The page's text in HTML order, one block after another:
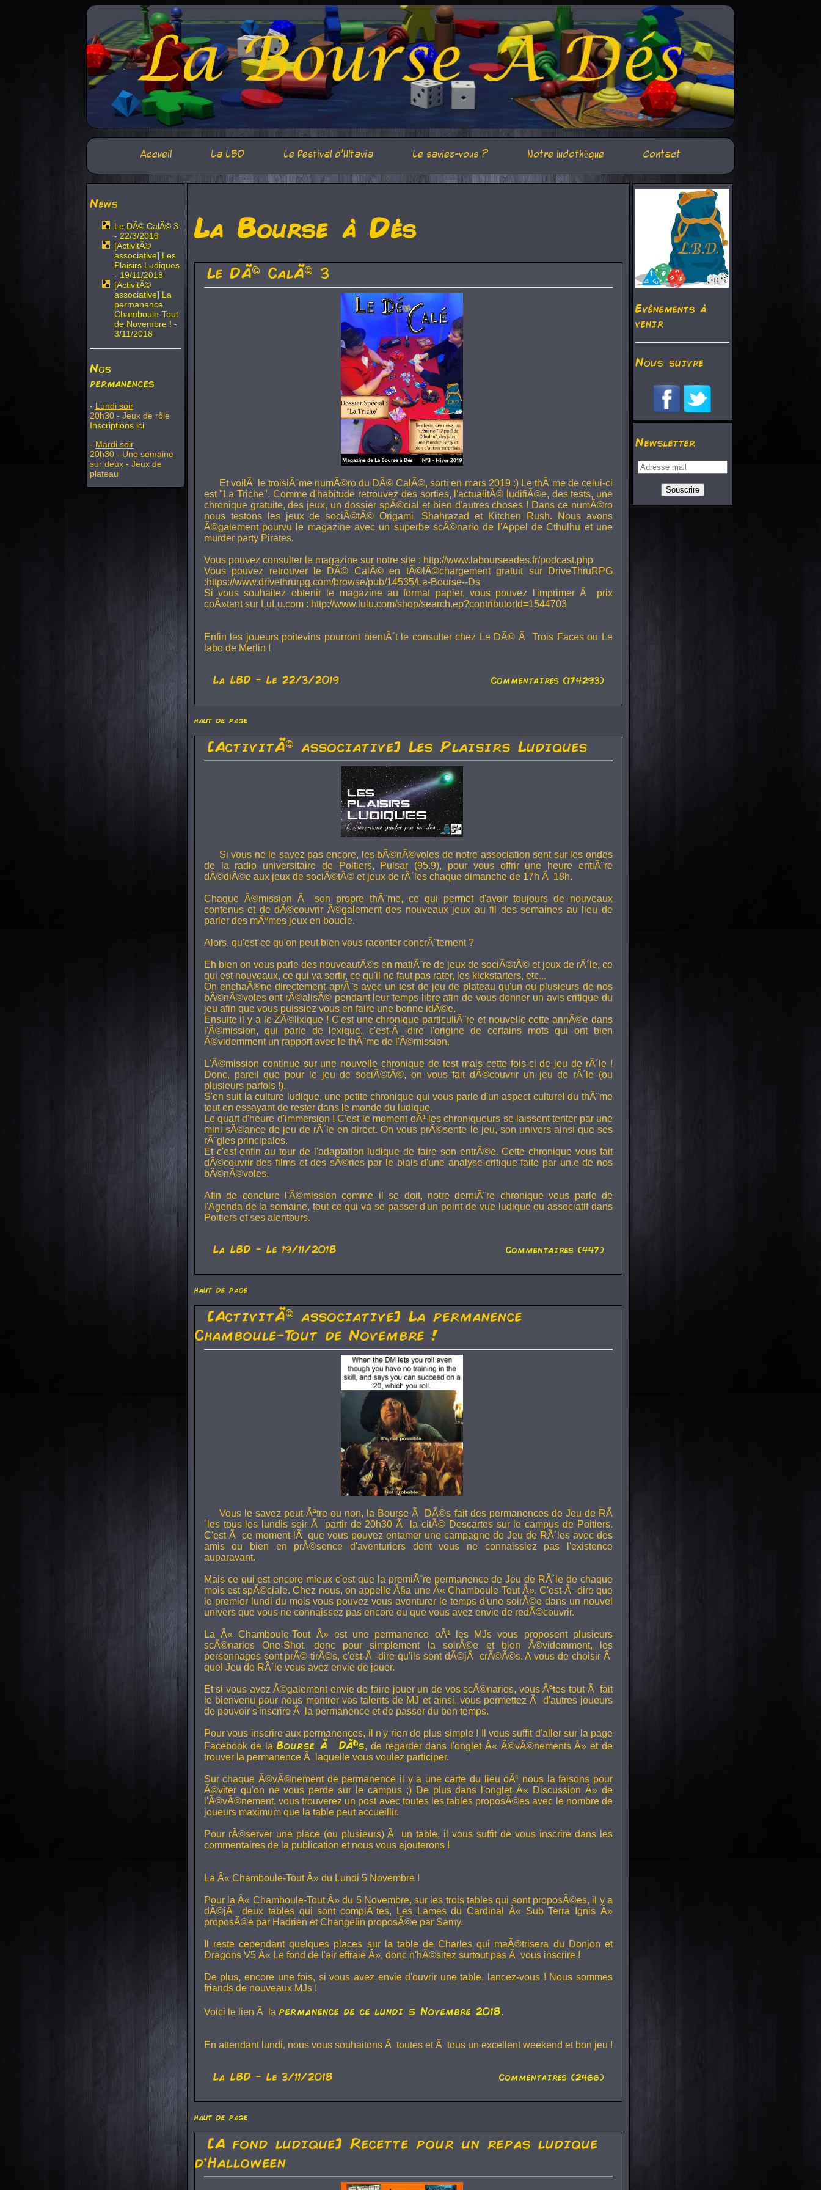
Accueil La LBD Le festival d'Ultavia Le saviez-vous ? Notre ludothèque Contact
News
Le DÃ© CalÃ© 3
- 22/3/2019
[ActivitÃ©
associative] Les
Plaisirs Ludiques
- 19/11/2018
[ActivitÃ©
associative] La
permanence
Chamboule-Tout
de Novembre ! -
3/11/2018
Nos
permanences
- Lundi soir
20h30 - Jeux de rôle
Inscriptions ici
- Mardi soir
20h30 - Une semaine
sur deux - Jeux de
plateau
La Bourse à Dés
Le DÃ© CalÃ© 3
Et voilÃ le troisiÃ¨me numÃ©ro du DÃ© CalÃ©, sorti en mars 2019 :) Le thÃ¨me de celui-ci
est "La Triche". Comme d'habitude retrouvez des sorties, l'actualitÃ© ludifiÃ©e, des tests, une
chronique gratuite, des jeux, un dossier spÃ©cial et bien d'autres choses ! Dans ce numÃ©ro
nous testons les jeux de sociÃ©tÃ© Origami, Shahrazad et Kitchen Rush. Nous avons
Ã©galement pourvu le magazine avec un superbe scÃ©nario de l'Appel de Cthulhu et une
murder party Pirates.
Vous pouvez consulter le magazine sur notre site : http://www.labourseades.fr/podcast.php
Vous pouvez retrouver le DÃ© CalÃ© en tÃ©lÃ©chargement gratuit sur DriveThruRPG
:https://www.drivethrurpg.com/browse/pub/14535/La-Bourse--Ds
Si vous souhaitez obtenir le magazine au format papier, vous pouvez l'imprimer Ã prix
coÃ»tant sur LuLu.com : http://www.lulu.com/shop/search.ep?contributorId=1544703
Enfin les joueurs poitevins pourront bientÃ´t le consulter chez Le DÃ© Ã Trois Faces ou Le
labo de Merlin !
La LBD - Le 22/3/2019 Commentaires (174293)
haut de page
[ActivitÃ© associative] Les Plaisirs Ludiques
Si vous ne le savez pas encore, les bÃ©nÃ©voles de notre association sont sur les ondes
de la radio universitaire de Poitiers, Pulsar (95.9), pour vous offrir une heure entiÃ¨re
dÃ©diÃ©e aux jeux de sociÃ©tÃ© et jeux de rÃ´les chaque dimanche de 17h Ã 18h.
Chaque Ã©mission Ã son propre thÃ¨me, ce qui permet d'avoir toujours de nouveaux
contenus et de dÃ©couvrir Ã©galement des nouveaux jeux au fil des semaines au lieu de
parler des mÃªmes jeux en boucle.
Alors, qu'est-ce qu'on peut bien vous raconter concrÃ¨tement ?
Eh bien on vous parle des nouveautÃ©s en matiÃ¨re de jeux de sociÃ©tÃ© et jeux de rÃ´le, ce
qui est nouveaux, ce qui va sortir, ce qu'il ne faut pas rater, les kickstarters, etc...
On enchaÃ®ne directement aprÃ¨s avec un test de jeu de plateau qu'un ou plusieurs de nos
bÃ©nÃ©voles ont rÃ©alisÃ© pendant leur temps libre afin de vous donner un avis critique du
jeu afin que vous puissiez vous en faire une bonne idÃ©e.
Ensuite il y a le ZÃ©lixique ! C'est une chronique particuliÃ¨re et nouvelle cette annÃ©e dans
l'Ã©mission, qui parle de lexique, c'est-Ã -dire l'origine de certains mots qui ont bien
Ã©videmment un rapport avec le thÃ¨me de l'Ã©mission.
L'Ã©mission continue sur une nouvelle chronique de test mais cette fois-ci de jeu de rÃ´le !
Donc, pareil que pour le jeu de sociÃ©tÃ©, on vous fait dÃ©couvrir un jeu de rÃ´le (ou
plusieurs parfois !).
S'en suit la culture ludique, une petite chronique qui vous parle d'un aspect culturel du thÃ¨me
tout en essayant de rester dans le monde du ludique.
Le quart d'heure d'immersion ! C'est le moment oÃ¹ les chroniqueurs se laissent tenter par une
mini sÃ©ance de jeu de rÃ´le en direct. On vous prÃ©sente le jeu, son univers ainsi que ses
rÃ¨gles principales.
Et c'est enfin au tour de l'adaptation ludique de faire son entrÃ©e. Cette chronique vous fait
dÃ©couvrir des films et des sÃ©ries par le biais d'une analyse-critique faite par un.e de nos
bÃ©nÃ©voles.
Afin de conclure l'Ã©mission comme il se doit, notre derniÃ¨re chronique vous parle de
l'Agenda de la semaine, tout ce qui va se passer d'un point de vue ludique ou associatif dans
Poitiers et ses alentours.
La LBD - Le 19/11/2018 Commentaires (447)
haut de page
[ActivitÃ© associative] La permanence
Chamboule-Tout de Novembre !
Vous le savez peut-Ãªtre ou non, la Bourse Ã DÃ©s fait des permanences de Jeu de RÃ
´les tous les lundis soir Ã partir de 20h30 Ã la citÃ© Descartes sur le campus de Poitiers.
C'est Ã ce moment-lÃ que vous pouvez entamer une campagne de Jeu de RÃ´les avec des
amis ou bien en prÃ©sence d'aventuriers dont vous ne connaissiez pas l'existence
auparavant.
Mais ce qui est encore mieux c'est que la premiÃ¨re permanence de Jeu de RÃ´le de chaque
mois est spÃ©ciale. Chez nous, on appelle Ã§a une Â« Chamboule-Tout Â». C'est-Ã -dire que
le premier lundi du mois vous pouvez vous aventurer le temps d'une soirÃ©e dans un nouvel
univers que vous ne connaissez pas encore ou que vous avez envie de redÃ©couvrir.
La Â« Chamboule-Tout Â» est une permanence oÃ¹ les MJs vous proposent plusieurs
scÃ©narios One-Shot, donc pour simplement la soirÃ©e et bien Ã©videmment, les
personnages sont prÃ©-tirÃ©s, c'est-Ã -dire qu'ils sont dÃ©jÃ crÃ©Ã©s. A vous de choisir Ã
quel Jeu de RÃ´le vous avez envie de jouer.
Et si vous avez Ã©galement envie de faire jouer un de vos scÃ©narios, vous Ãªtes tout Ã fait
le bienvenu pour nous montrer vos talents de MJ et ainsi, vous permettez Ã d'autres joueurs
de pouvoir s'inscrire Ã la permanence et de passer du bon temps.
Pour vous inscrire aux permanences, il n'y rien de plus simple ! Il vous suffit d'aller sur la page
Facebook de la Bourse Ã DÃ©s, de regarder dans l'onglet Â« Ã©vÃ©nements Â» et de
trouver la permanence Ã laquelle vous voulez participer.
Sur chaque Ã©vÃ©nement de permanence il y a une carte du lieu oÃ¹ nous la faisons pour
Ã©viter qu'on ne vous perde sur le campus ;) De plus dans l'onglet Â« Discussion Â» de
l'Ã©vÃ©nement, vous trouverez un post avec toutes les tables proposÃ©es avec le nombre de
joueurs maximum que la table peut accueillir.
Pour rÃ©server une place (ou plusieurs) Ã un table, il vous suffit de vous inscrire dans les
commentaires de la publication et nous vous ajouterons !
La Â« Chamboule-Tout Â» du Lundi 5 Novembre !
Pour la Â« Chamboule-Tout Â» du 5 Novembre, sur les trois tables qui sont proposÃ©es, il y a
dÃ©jÃ deux tables qui sont complÃ¨tes,
Les Lames du Cardinal
Â« Sub Terra Ignis Â»
proposÃ©e par Hadrien etChangelin proposÃ©e par Samy.
Il reste cependant quelques places sur la table de Charles qui maÃ®trisera du Donjon et
Dragons V5Â« Le fond de l'air effraie Â», donc n'hÃ©sitez surtout pas Ã vous inscrire !
De plus, encore une fois, si vous avez envie d'ouvrir une table, lancez-vous ! Nous sommes
friands de nouveaux MJs !
Voici le lien Ã la permanence de ce lundi 5 Novembre 2018.
En attendant lundi, nous vous souhaitons Ã toutes et Ã tous un excellent weekend et bon jeu !
La LBD - Le 3/11/2018 Commentaires (2466)
haut de page
[A fond ludique] Recette pour un repas ludique
d'Halloween
Evénements à
venir
Nous suivre
Newsletter